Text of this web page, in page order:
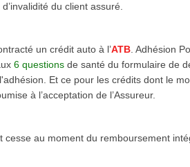
du client assuré.
un crédit auto à l’ATB. Adhésion
6 questionsde santé du formulaire de
Et ce pour les crédits dont le
à l’acceptation de l’Assureur.
cesse au moment du remboursement